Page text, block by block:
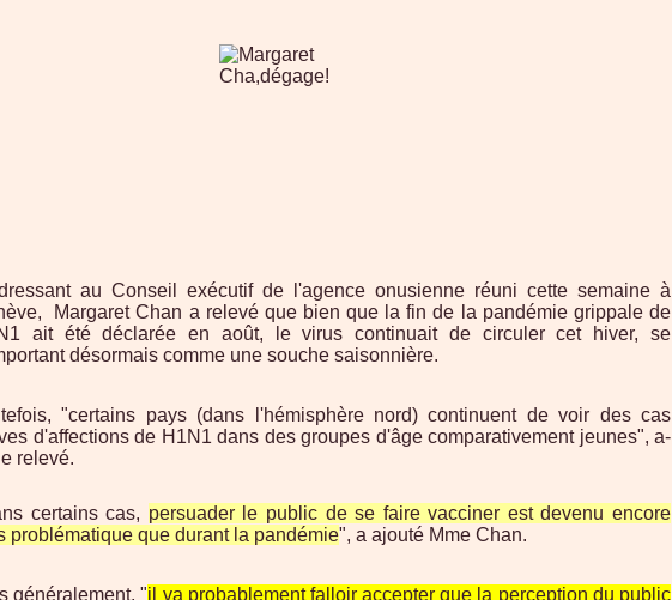
au Conseil exécutif de l'agence onusienne réuni cette semaine à
Margaret Chan a relevé que bien que la fin de la pandémie grippale de
ait été déclarée en août, le virus continuait de circuler cet hiver, se
désormais comme une souche saisonnière.
"certains pays (dans l'hémisphère nord) continuent de voir des cas
d'affections de H1N1 dans des groupes d'âge comparativement jeunes", a-
relevé.
certains cas, persuader le public de se faire vacciner est devenu encore
problématique que durant la pandémie", a ajouté Mme Chan.
généralement, "il va probablement falloir accepter que la perception du public